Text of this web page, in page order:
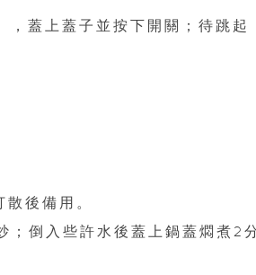
，蓋上蓋子並按下開關；待跳起
後備用。
；倒入些許水後蓋上鍋蓋燜煮2